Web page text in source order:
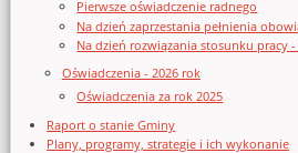
Pierwsze oświadczenie radnego
Na dzień zaprzestania pełnienia
Na dzień rozwiązania stosunku pracy -
Oświadczenia - 2026 rok
Oświadczenia za rok 2025
Raport o stanie Gminy
Plany, programy, strategie i ich wykonanie